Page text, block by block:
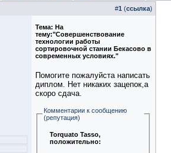
#1 (ссылка)
Тема: На
тему:"Совершенствование
технологии работы
сортировочной стании Бекасово в
современных условиях."
Помогите пожалуйста написать
диплом. Нет никаких зацепок,а
скоро сдача.
Комментарии к сообщению
(репутация)
Torquato Tasso,
положительно: